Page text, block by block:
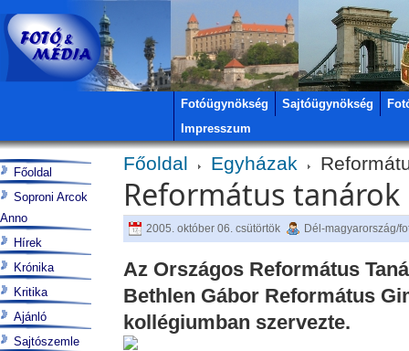
Fotóügynökség Sajtóügynökség
Impresszum
Főoldal Egyházak
Református
2005. október 06. csütörtök Dél-magyarország/
Az Országos Református
Bethlen Gábor Református
kollégiumban szervezte.
Főoldal
Soproni Arcok
Anno
Hírek
Krónika
Kritika
Ajánló
Sajtószemle